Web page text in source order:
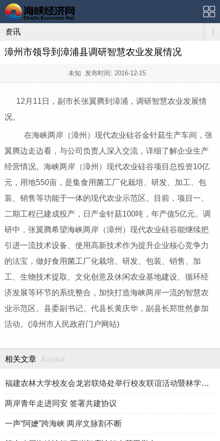
资讯
漳州市领导到漳浦县调研智慧农业发展情况
未知 发布时间: 2016-12-15
12月11日，副市长张翼腾到漳浦，调研智慧农业发展情
况。
在海峡两岸（漳州）现代农业硅谷金针菇生产车间，张
翼腾边走边看，与公司负责人深入交流，详细了解企业生产
经营情况。海峡两岸（漳州）现代农业硅谷项目总投资10亿
元，用地550亩，是集食用菌工厂化栽培、研发、加工、包
装、销售等功能于一体的现代农业示范区。目前，项目一、
二期工程已建成投产，日产金针菇100吨，年产值5亿元。调
研中，张翼腾希望海峡两岸（漳州）现代农业硅谷能继续把
引进一流技术设备、使用高新技术作为提升企业核心竞争力
的法宝，做好食用菌工厂化栽培、研发、包装、销售、加
工、生物技术提取、文化创意及休闲农业基地建设、循环经
济发展等环节的系统整合，加快打造海峡两岸一流的智慧农
业示范区。县委副书记、代县长黄庆华，副县长郑世然参加
活动。(漳州市人民政府门户网站)
相关文章 Related
福建农林大学校友会龙岩联络处举行校友联谊活动暨林学、生物医药
两岸青年走进同安 签署共建协议
一声“阿嬷”跨海峡 两岸文脉割不断